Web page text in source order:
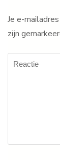
Je e-
zijn
Reactie